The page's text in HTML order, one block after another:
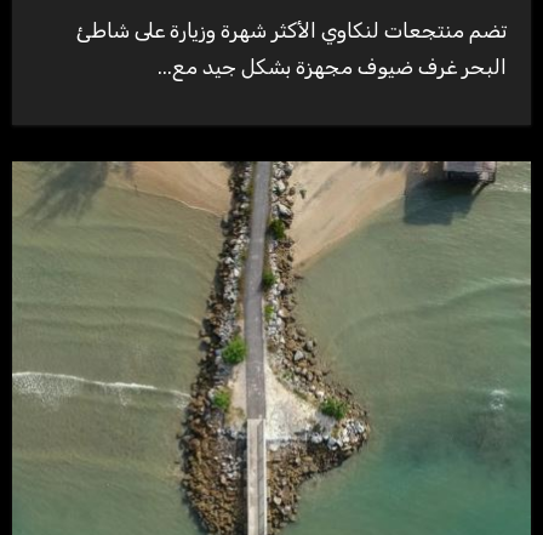
تضم منتجعات لنكاوي الأكثر شهرة وزيارة على شاطئ
البحر غرف ضيوف مجهزة بشكل جيد مع...